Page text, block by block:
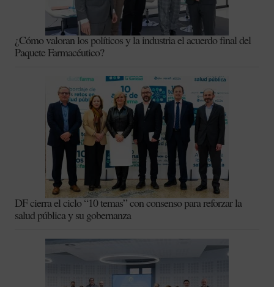
¿Cómo valoran los políticos y la industria el acuerdo final del
Paquete Farmacéutico?
DF cierra el ciclo “10 temas” con consenso para reforzar la
salud pública y su gobernanza